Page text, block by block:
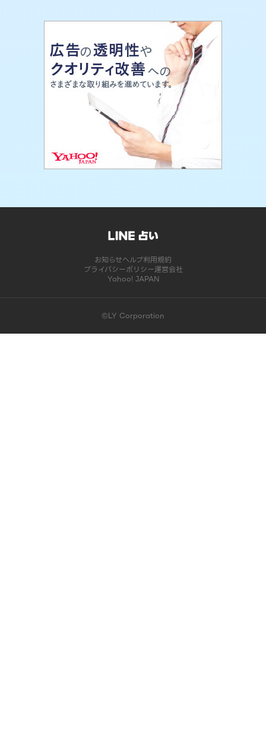
お知らせヘルプ利用規約
プライバシーポリシー運営会社
Yahoo! JAPAN
©LY Corporation
このコンテンツは掲載が終了しました | LINE占い